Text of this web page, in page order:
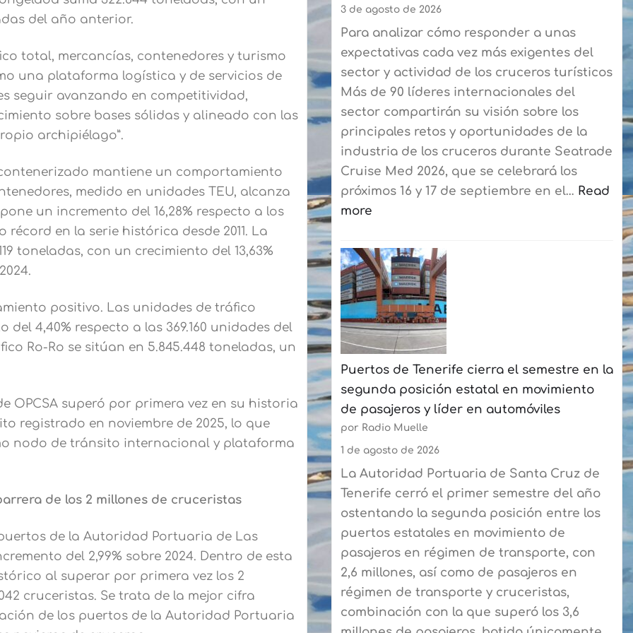
del año anterior.
total, mercancías, contenedores y turismo
una plataforma logística y de servicios de
seguir avanzando en competitividad,
sobre bases sólidas y alineado con las
archipiélago”.
mantiene un comportamiento
medido en unidades TEU, alcanza
un incremento del 16,28% respecto a los
récord en la serie histórica desde 2011. La
toneladas, con un crecimiento del 13,63%
positivo. Las unidades de tráfico
4,40% respecto a las 369.160 unidades del
Ro-Ro se sitúan en 5.845.448 toneladas, un
OPCSA superó por primera vez en su historia
registrado en noviembre de 2025, lo que
nodo de tránsito internacional y plataforma
de los 2 millones de cruceristas
de la Autoridad Portuaria de Las
del 2,99% sobre 2024. Dentro de esta
al superar por primera vez los 2
cruceristas. Se trata de la mejor cifra
de los puertos de la Autoridad Portuaria
Playa
Blanca-
Corralejo
para
agilizar
el
embarque
a
los
residentes
3 de agosto de 2026
Para analizar cómo responder a unas
expectativas cada vez más exigentes del
sector y actividad de los cruceros turísticos
Más de 90 líderes internacionales del
sector compartirán su visión sobre los
principales retos y oportunidades de la
industria de los cruceros durante Seatrade
Cruise Med 2026, que se celebrará los
próximos 16 y 17 de septiembre en el… Read
more
Seatrade
Cruise
Med
reunirá
en
Las
Palmas
a
más
de
90
expertos
del
sector
Puertos de Tenerife cierra el semestre en la
segunda posición estatal en movimiento
de pasajeros y líder en automóviles
por Radio Muelle
1 de agosto de 2026
La Autoridad Portuaria de Santa Cruz de
Tenerife cerró el primer semestre del año
ostentando la segunda posición entre los
puertos estatales en movimiento de
pasajeros en régimen de transporte, con
2,6 millones, así como de pasajeros en
régimen de transporte y cruceristas,
combinación con la que superó los 3,6